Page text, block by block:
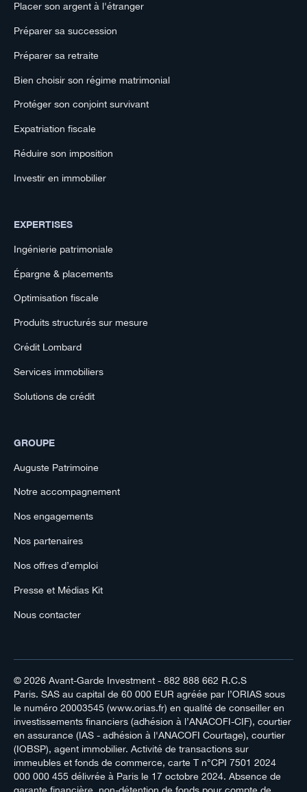
Placer son argent à l'étranger
Préparer sa succession
Préparer sa retraite
Bien choisir son régime matrimonial
Protéger son conjoint survivant
Expatriation fiscale
Réduire son imposition
Investir en immobilier
EXPERTISES
Ingénierie patrimoniale
Épargne & placements
Optimisation fiscale
Produits structurés sur mesure
Crédit Lombard
Services immobiliers
Solutions de crédit
GROUPE
Auguste Patrimoine
Notre accompagnement
Nos engagements
Nos partenaires
Nos offres d’emploi
Presse et Médias Kit
Nous contacter
© 2026 Avant-Garde Investment- 882 888 662 R.C.S
Paris. SAS au capital de 60 000 EUR agréée par l’ORIAS sous
le numéro 20003545 (www.orias.fr) en qualité de conseiller en
investissements financiers (adhésion à l’ANACOFI-CIF), courtier
en assurance (IAS - adhésion à l'ANACOFI Courtage), courtier
(IOBSP), agent immobilier. Activité de transactions sur
immeubles et fonds de commerce, carte T n°CPI 7501 2024
000 000 455 délivrée à Paris le 17 octobre 2024. Absence de
garante financière, non-détention de fonds pour compte de